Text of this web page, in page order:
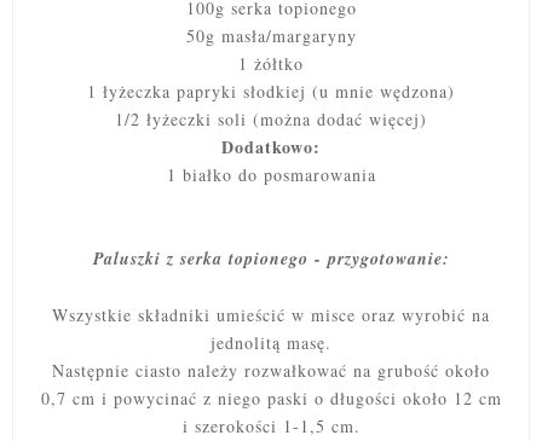
100g serka topionego
50g masła/margaryny
1 żółtko
1 łyżeczka papryki słodkiej (u mnie wędzona)
1/2 łyżeczki soli (można dodać więcej)
Dodatkowo:
1 białko do posmarowania
Paluszki z serka topionego - przygotowanie:
Wszystkie składniki umieścić w misce oraz wyrobić na
jednolitą masę.
Następnie ciasto należy rozwałkować na grubość około
0,7 cm i powycinać z niego paski o długości około 12 cm
i szerokości 1-1,5 cm.